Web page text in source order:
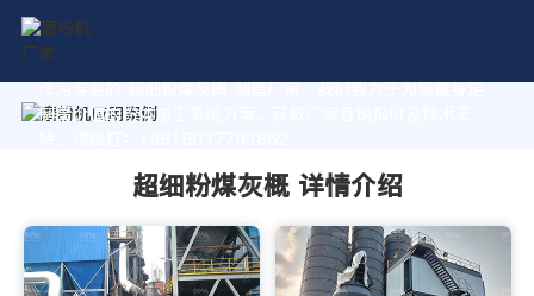
作为专业的 超细粉煤灰概 制造厂家，我们致力于为您量身定
制高价值的粉体加工系统方案。获取厂家直销报价及技术支
超细粉煤灰概 详情介绍